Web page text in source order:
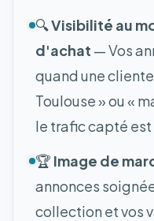
🔍Visibilité au
d'achat — Vos
quand une
Toulouse » ou «
le trafic capté
🏆 Image de
annonces
collection et vos